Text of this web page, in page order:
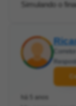
Simulando o
há 5 anos